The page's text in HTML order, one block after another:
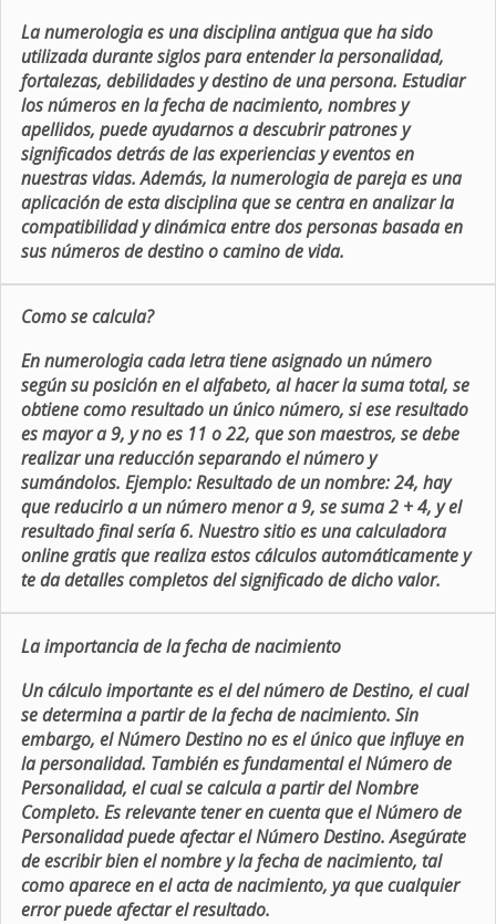
La numerologia es una disciplina antigua que ha sido
utilizada durante siglos para entender la personalidad,
fortalezas, debilidades y destino de una persona. Estudiar
los números en la fecha de nacimiento, nombres y
apellidos, puede ayudarnos a descubrir patrones y
significados detrás de las experiencias y eventos en
nuestras vidas. Además, la numerologia de pareja es una
aplicación de esta disciplina que se centra en analizar la
compatibilidad y dinámica entre dos personas basada en
sus números de destino o camino de vida.
Como se calcula?
En numerologia cada letra tiene asignado un número
según su posición en el alfabeto, al hacer la suma total, se
obtiene como resultado un único número, si ese resultado
es mayor a 9, y no es 11 o 22, que son maestros, se debe
realizar una reducción separando el número y
sumándolos. Ejemplo: Resultado de un nombre: 24, hay
que reducirlo a un número menor a 9, se suma 2 + 4, y el
resultado final sería 6. Nuestro sitio es una calculadora
online gratis que realiza estos cálculos automáticamente y
te da detalles completos del significado de dicho valor.
La importancia de la fecha de nacimiento
Un cálculo importante es el del número de Destino, el cual
se determina a partir de la fecha de nacimiento. Sin
embargo, el Número Destino no es el único que influye en
la personalidad. También es fundamental el Número de
Personalidad, el cual se calcula a partir del Nombre
Completo. Es relevante tener en cuenta que el Número de
Personalidad puede afectar el Número Destino. Asegúrate
de escribir bien el nombre y la fecha de nacimiento, tal
como aparece en el acta de nacimiento, ya que cualquier
error puede afectar el resultado.